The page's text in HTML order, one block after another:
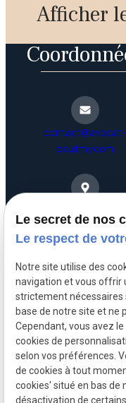
Afficher
contact@avocat-
boutmy.com
75012 Paris
06 63 68 71
Maître Boutmy,
Le secret de nos
Le respect de
Notre site utilise des
navigation et vous offrir
strictement
base de notre site et ne
Cependant, vous avez
cookies de
selon vos préférences.
de cookies à tout
cookies' situé en bas de
désactivation de